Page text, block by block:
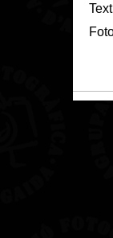
Text